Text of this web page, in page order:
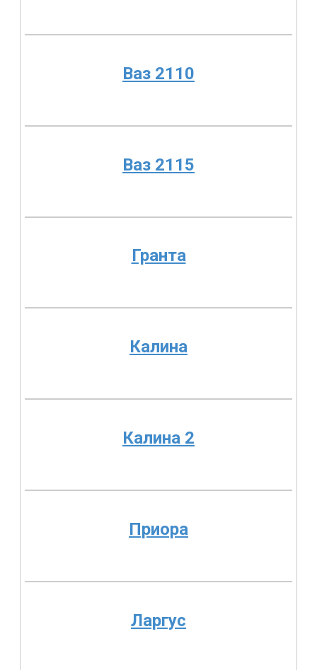
Ваз 2110
Ваз 2115
Гранта
Калина
Калина 2
Приора
Ларгус